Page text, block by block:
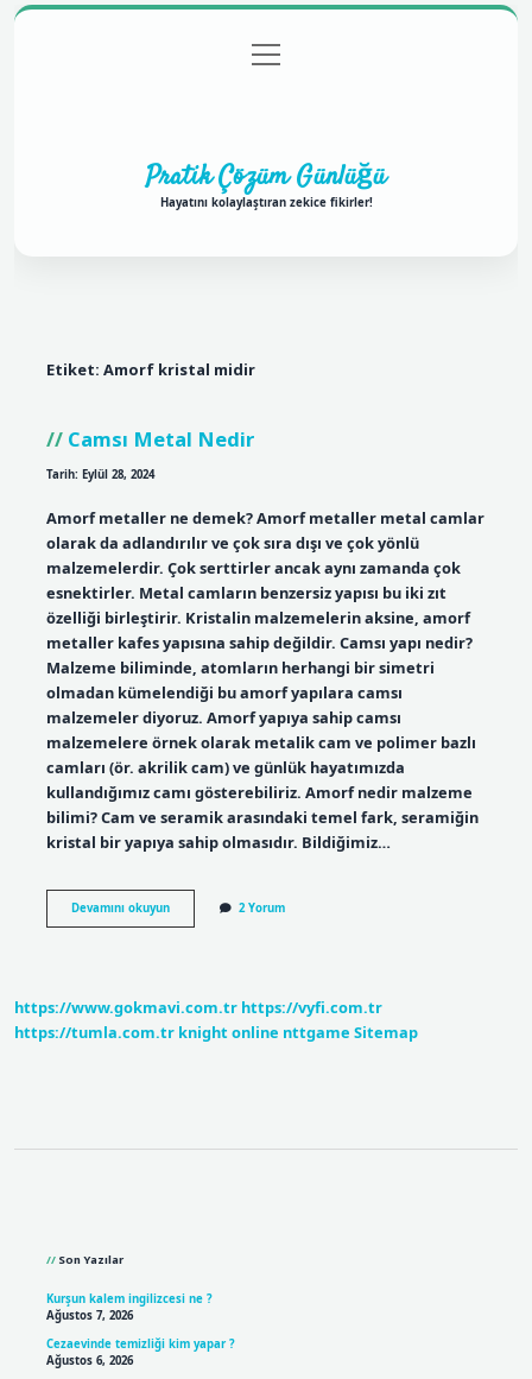
Gizlilik Politikası
menüyü
aç
Pratik Çözüm Günlüğü
Hayatını kolaylaştıran zekice fikirler!
Etiket: Amorf kristal midir
Camsı Metal Nedir
Tarih: Eylül 28, 2024
Amorf metaller ne demek? Amorf metaller metal camlar
olarak da adlandırılır ve çok sıra dışı ve çok yönlü
malzemelerdir. Çok serttirler ancak aynı zamanda çok
esnektirler. Metal camların benzersiz yapısı bu iki zıt
özelliği birleştirir. Kristalin malzemelerin aksine, amorf
metaller kafes yapısına sahip değildir. Camsı yapı nedir?
Malzeme biliminde, atomların herhangi bir simetri
olmadan kümelendiği bu amorf yapılara camsı
malzemeler diyoruz. Amorf yapıya sahip camsı
malzemelere örnek olarak metalik cam ve polimer bazlı
camları (ör. akrilik cam) ve günlük hayatımızda
kullandığımız camı gösterebiliriz. Amorf nedir malzeme
bilimi? Cam ve seramik arasındaki temel fark, seramiğin
kristal bir yapıya sahip olmasıdır. Bildiğimiz…
Devamını okuyunCamsı
Metal
2 Yorum
https://www.gokmavi.com.tr https://vyfi.com.tr
https://tumla.com.tr knight online nttgame Sitemap
Son Yazılar
Kurşun kalem ingilizcesi ne ?
Ağustos 7, 2026
Cezaevinde temizliği kim yapar ?
Ağustos 6, 2026